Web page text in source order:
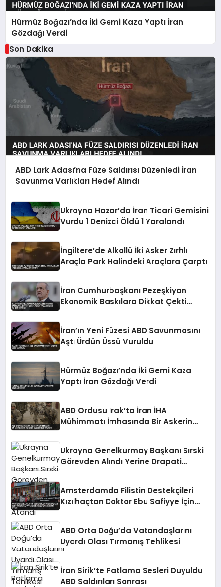
Hürmüz Boğazı’nda İki Gemi Kaza Yaptı İran
Gözdağı Verdi
Son Dakika
ABD Lark Adası’na Füze Saldırısı Düzenledi İran
Savunma Varlıkları Hedef Alındı
Ukrayna Hazar’da İran Ticari Gemisini
Vurdu 1 Denizci Öldü 1 Yaralandı
İngiltere’de Alkollü İki Asker Zırhlı
Araçla Park Halindeki Araçlara Çarptı
İran Cumhurbaşkanı Pezeşkiyan
Ekonomik Baskılara Dikkat Çekti
İran’ın Yeni Füzesi ABD Savunmasını
Aştı Ürdün Üssü Vuruldu
Hürmüz Boğazı’nda İki Gemi Kaza
Yaptı İran Gözdağı Verdi
ABD Ordusu Irak’ta İran İHA
Mühimmatı İmhasında Bir Askerin
Ukrayna Genelkurmay Başkanı Sırski
Görevden Alındı Yerine Drapati
Amsterdamda Filistin Destekçileri
Kızılhaçtan Doktor Ebu Safiyye İçin
ABD Orta Doğu’da Vatandaşlarını
Uyardı Olası Tırmanış Tehlikesi
İran Sirik’te Patlama Sesleri Duyuldu
ABD Saldırıları Sonrası